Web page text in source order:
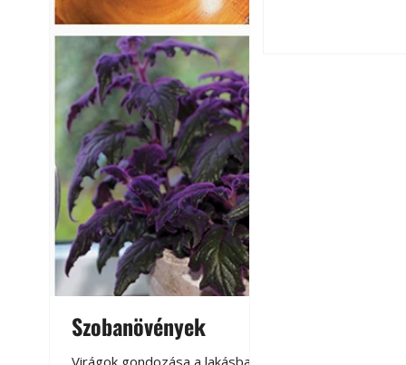
Szobanövények